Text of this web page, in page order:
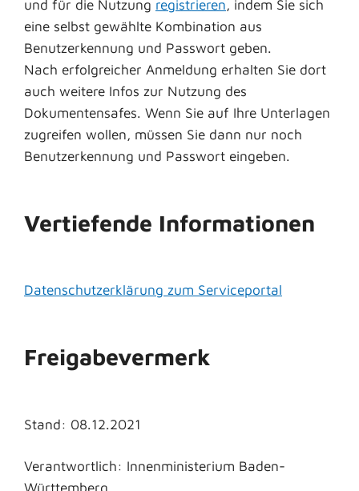
und für die Nutzung registrieren, indem Sie sich
eine selbst gewählte Kombination aus
Benutzerkennung und Passwort geben.
Nach erfolgreicher Anmeldung erhalten Sie dort
auch weitere Infos zur Nutzung des
Dokumentensafes. Wenn Sie auf Ihre Unterlagen
zugreifen wollen, müssen Sie dann nur noch
Benutzerkennung und Passwort eingeben.
Vertiefende Informationen
Datenschutzerklärung zum Serviceportal
Freigabevermerk
Stand: 08.12.2021
Verantwortlich: Innenministerium Baden-
Württemberg